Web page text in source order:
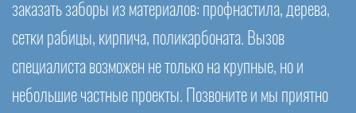
заказать заборы из материалов: профнастила, дерева,
сетки рабицы, кирпича, поликарбоната. Вызов
специалиста возможен не только на крупные, но и
небольшие частные проекты. Позвоните и мы приятно